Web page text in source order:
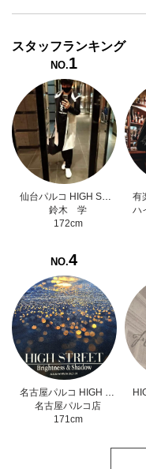
スタッフランキング
NO.1
鈴木 学
172cm
NO.4
名古屋パルコ HIGH STREET
名古屋パルコ店
171cm